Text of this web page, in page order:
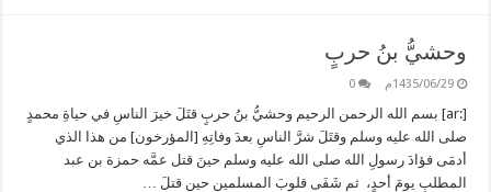
وحشيُّ بنُ حربٍ
1435/06/29م 0
[:ar] بسم الله الرحمن الرحيم وحشيُّ بنُ حربٍ قتَلَ خيرَ الناسِ في حياةِ محمدٍ
صلى الله عليه وسلم وقتَلَ شرَّ الناسِ بعدَ وفاتِهِ [المؤرخون] من هذا الذي
أدمَى فؤادَ رسولِ الله صلى الله عليه وسلم حينَ قتل عمَّه حمزة بن عبد
المطلبِ يومَ أحدٍ، ثم شَفَى قلوبَ المسلمين حين قتلَ …